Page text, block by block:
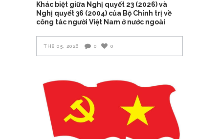
Khác biệt giữa Nghị quyết 23 (2026) và
Nghị quyết 36 (2004) của Bộ Chính trị về
công tác người Việt Nam ở nước ngoài
TH8 05, 2026 0 0